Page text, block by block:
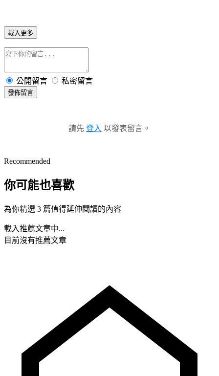
載入更多
公開留言 私密留言
發佈留言
請先 登入 以發表留言。
Recommended
你可能也喜歡
為你精選 3 篇值得延伸閱讀的內容
載入推薦文章中...
目前沒有推薦文章